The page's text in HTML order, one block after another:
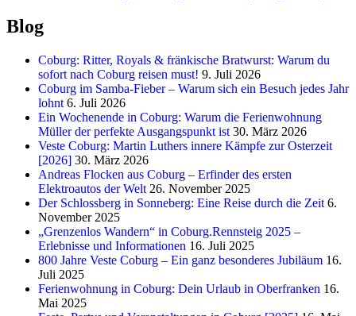
Blog
Coburg: Ritter, Royals & fränkische Bratwurst: Warum du
sofort nach Coburg reisen must! 9. Juli 2026
Coburg im Samba-Fieber – Warum sich ein Besuch jedes Jahr
lohnt 6. Juli 2026
Ein Wochenende in Coburg: Warum die Ferienwohnung
Müller der perfekte Ausgangspunkt ist 30. März 2026
Veste Coburg: Martin Luthers innere Kämpfe zur Osterzeit
[2026] 30. März 2026
Andreas Flocken aus Coburg – Erfinder des ersten
Elektroautos der Welt 26. November 2025
Der Schlossberg in Sonneberg: Eine Reise durch die Zeit 6.
November 2025
„Grenzenlos Wandern“ in Coburg.Rennsteig 2025 –
Erlebnisse und Informationen 16. Juli 2025
800 Jahre Veste Coburg – Ein ganz besonderes Jubiläum 16.
Juli 2025
Ferienwohnung in Coburg: Dein Urlaub in Oberfranken 16.
Mai 2025